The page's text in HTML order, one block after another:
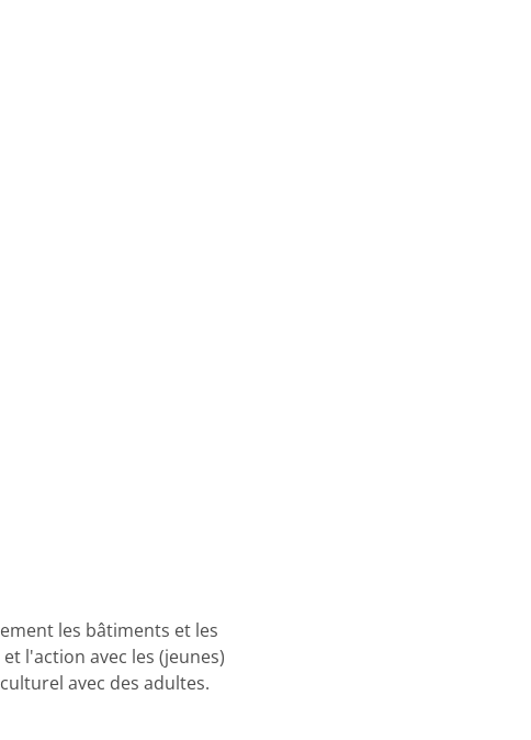
les bâtiments et les
l'action avec les (jeunes)
avec des adultes.